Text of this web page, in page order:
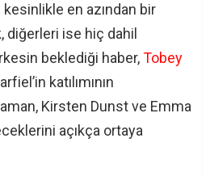
kesinlikle en azından bir
diğerleri ise hiç dahil
beklediği haber,Tobey
katılımının
Kirsten Dunst ve Emma
açıkça ortaya